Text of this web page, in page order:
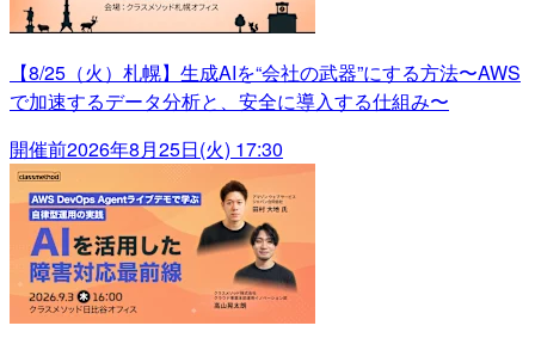
【8/25（火）札幌】生成AIを“会社の武器”にする方法〜AWS
で加速するデータ分析と、安全に導入する仕組み〜
開催前2026年8月25日(火) 17:30